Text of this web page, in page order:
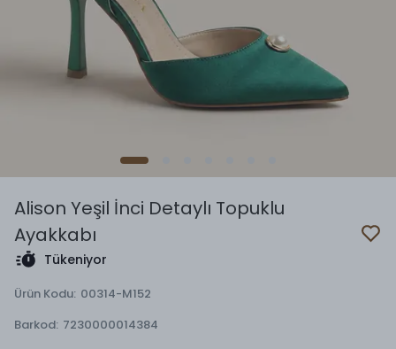
Alison Yeşil İnci Detaylı Topuklu
Ayakkabı
Tükeniyor
Ürün Kodu: 00314-M152
Barkod: 7230000014384